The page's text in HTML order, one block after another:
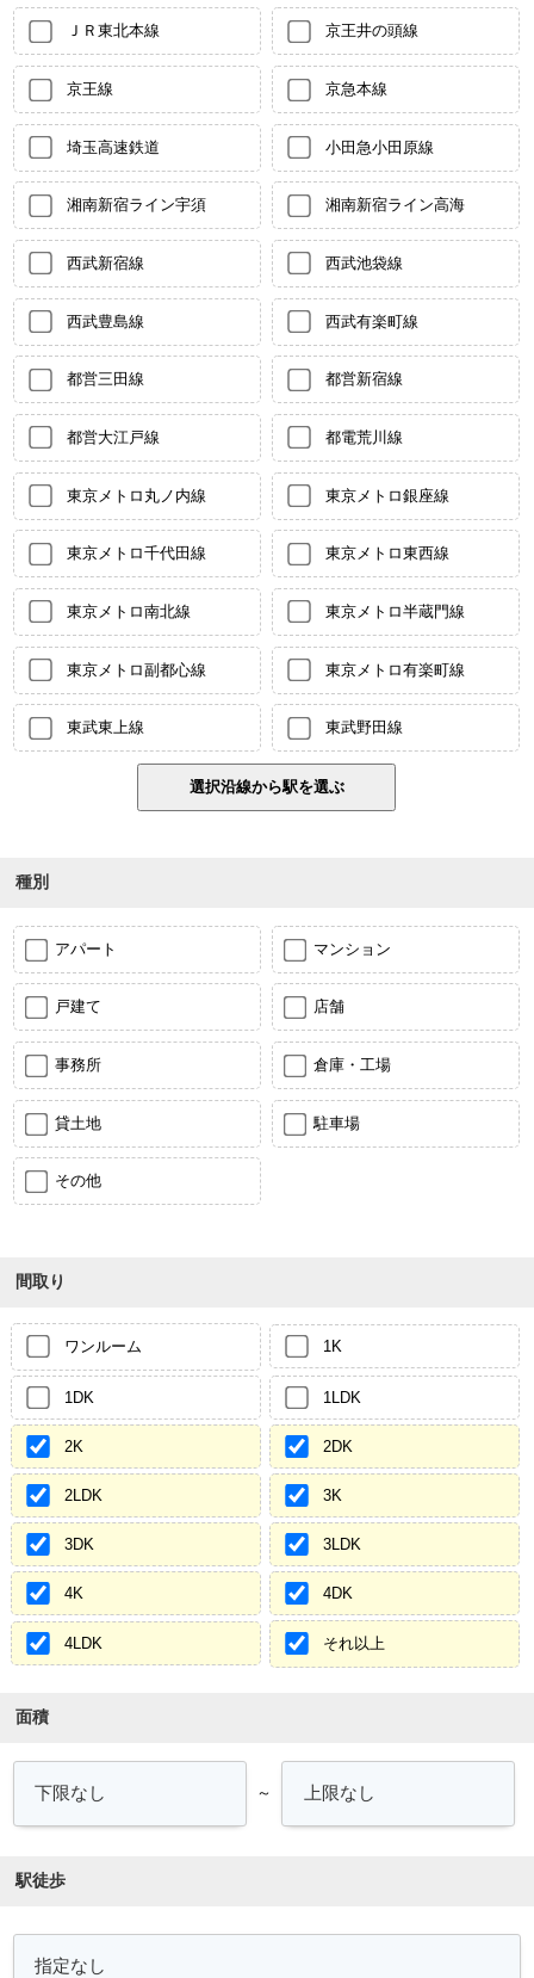
ＪＲ東北本線 京王井の頭線
京王線 京急本線
埼玉高速鉄道 小田急小田原線
湘南新宿ライン宇須 湘南新宿ライン高海
西武新宿線 西武池袋線
西武豊島線 西武有楽町線
都営三田線 都営新宿線
都営大江戸線 都電荒川線
東京メトロ丸ノ内線 東京メトロ銀座線
東京メトロ千代田線 東京メトロ東西線
東京メトロ南北線 東京メトロ半蔵門線
東京メトロ副都心線 東京メトロ有楽町線
東武東上線 東武野田線
種別
アパート マンション
戸建て 店舗
事務所 倉庫・工場
貸土地 駐車場
その他
間取り
ワンルーム 1K
1DK 1LDK
2K 2DK
2LDK 3K
3DK 3LDK
4K 4DK
4LDK それ以上
面積
～
駅徒歩